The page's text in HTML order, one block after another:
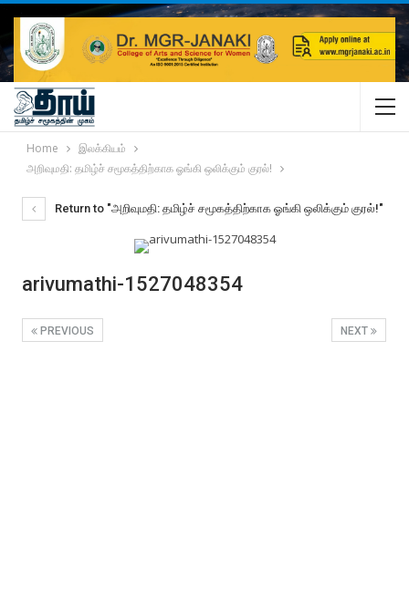
Home
இலக்கியம்
அறிவுமதி: தமிழ்ச் சமூகத்திற்காக ஓங்கி ஒலிக்கும் குரல்!
Return to "அறிவுமதி: தமிழ்ச் சமூகத்திற்காக ஓங்கி ஒலிக்கும் குரல்!"
arivumathi-1527048354
NEXT
PREVIOUS